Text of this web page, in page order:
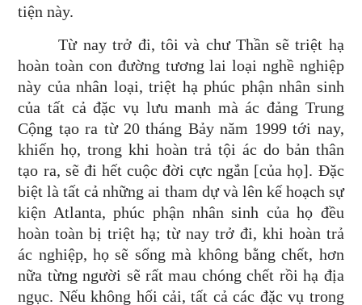
tiện này.
Từ nay trở đi, tôi và chư Thần sẽ triệt hạ
hoàn toàn con đường tương lai loại nghề nghiệp
này của nhân loại, triệt hạ phúc phận nhân sinh
của tất cả đặc vụ lưu manh mà ác đảng Trung
Cộng tạo ra từ 20 tháng Bảy năm 1999 tới nay,
khiến họ, trong khi hoàn trả tội ác do bản thân
tạo ra, sẽ đi hết cuộc đời cực ngắn [của họ]. Đặc
biệt là tất cả những ai tham dự và lên kế hoạch sự
kiện Atlanta, phúc phận nhân sinh của họ đều
hoàn toàn bị triệt hạ; từ nay trở đi, khi hoàn trả
ác nghiệp, họ sẽ sống mà không bằng chết, hơn
nữa từng người sẽ rất mau chóng chết rồi hạ địa
ngục. Nếu không hối cải, tất cả các đặc vụ trong